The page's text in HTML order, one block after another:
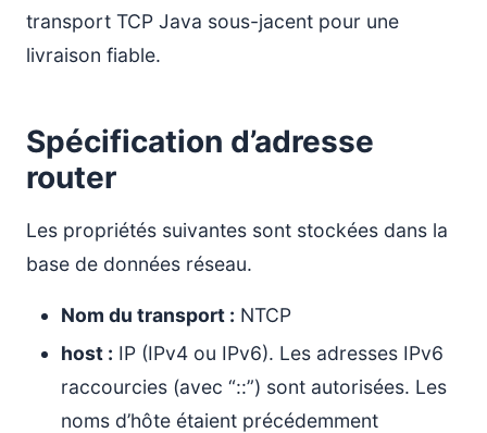
transport TCP Java sous-jacent pour une
livraison fiable.
Spécification d’adresse
router
Les propriétés suivantes sont stockées dans la
base de données réseau.
Nom du transport : NTCP
host : IP (IPv4 ou IPv6). Les adresses IPv6
raccourcies (avec “::”) sont autorisées. Les
noms d’hôte étaient précédemment